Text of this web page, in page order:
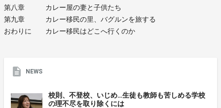
第八章 カレー屋の妻と子供たち
第九章 カレー移民の里、バグルンを旅する
おわりに カレー移民はどこへ行くのか
NEWS
校則、不登校、いじめ…生徒も教師も苦しめる学校
の理不尽を取り除くには